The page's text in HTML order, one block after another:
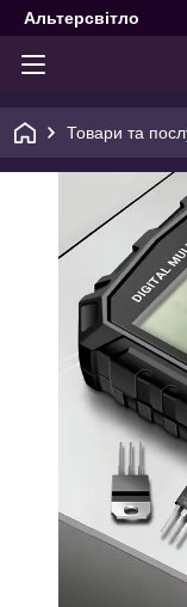
Альтерсвітло
Товари та